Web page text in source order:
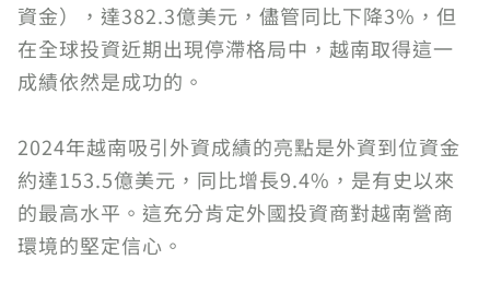
資金），達382.3億美元，儘管同比下降3%，但
在全球投資近期出現停滯格局中，越南取得這一
成績依然是成功的。
2024年越南吸引外資成績的亮點是外資到位資金
約達153.5億美元，同比增長9.4%，是有史以來
的最高水平。這充分肯定外國投資商對越南營商
環境的堅定信心。